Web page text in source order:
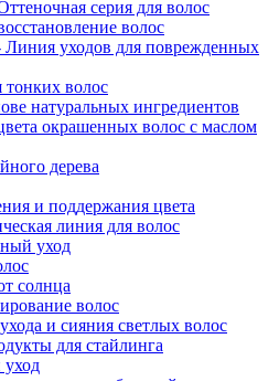
серия для волос
волос
уходов для поврежденных
волос
натуральных ингредиентов
окрашенных волос с маслом
дерева
и поддержания цвета
линия для волос
уход
солнца
волос
и сияния светлых волос
для стайлинга
уход